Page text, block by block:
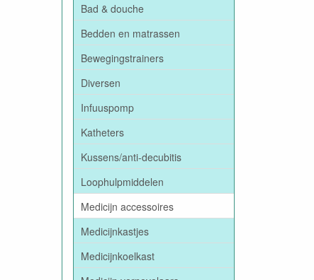
Bad & douche
Bedden en matrassen
Bewegingstrainers
Diversen
Infuuspomp
Katheters
Kussens/anti-decubitis
Loophulpmiddelen
Medicijn accessoires
Medicijnkastjes
Medicijnkoelkast